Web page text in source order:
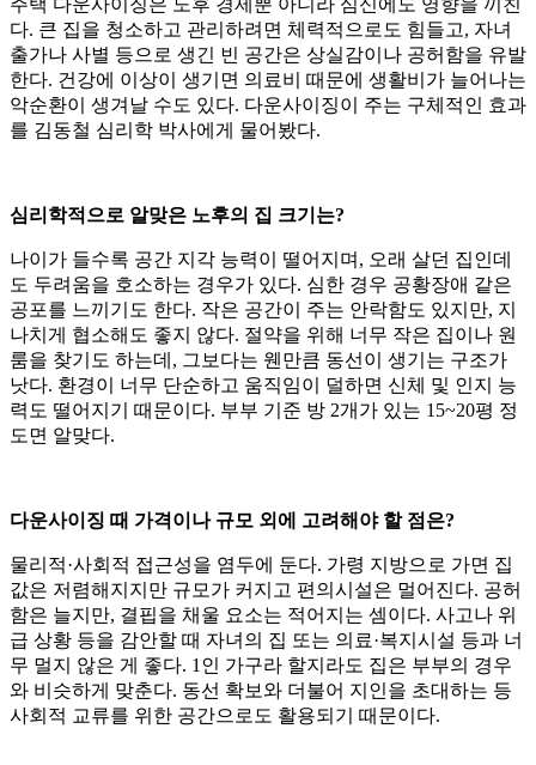
주택 다운사이징은 노후 경제뿐 아니라 심신에도 영향을 끼친
다. 큰 집을 청소하고 관리하려면 체력적으로도 힘들고, 자녀
출가나 사별 등으로 생긴 빈 공간은 상실감이나 공허함을 유발
한다. 건강에 이상이 생기면 의료비 때문에 생활비가 늘어나는
악순환이 생겨날 수도 있다. 다운사이징이 주는 구체적인 효과
를 김동철 심리학 박사에게 물어봤다.
심리학적으로 알맞은 노후의 집 크기는?
나이가 들수록 공간 지각 능력이 떨어지며, 오래 살던 집인데
도 두려움을 호소하는 경우가 있다. 심한 경우 공황장애 같은
공포를 느끼기도 한다. 작은 공간이 주는 안락함도 있지만, 지
나치게 협소해도 좋지 않다. 절약을 위해 너무 작은 집이나 원
룸을 찾기도 하는데, 그보다는 웬만큼 동선이 생기는 구조가
낫다. 환경이 너무 단순하고 움직임이 덜하면 신체 및 인지 능
력도 떨어지기 때문이다. 부부 기준 방 2개가 있는 15~20평 정
도면 알맞다.
다운사이징 때 가격이나 규모 외에 고려해야 할 점은?
물리적·사회적 접근성을 염두에 둔다. 가령 지방으로 가면 집
값은 저렴해지지만 규모가 커지고 편의시설은 멀어진다. 공허
함은 늘지만, 결핍을 채울 요소는 적어지는 셈이다. 사고나 위
급 상황 등을 감안할 때 자녀의 집 또는 의료·복지시설 등과 너
무 멀지 않은 게 좋다. 1인 가구라 할지라도 집은 부부의 경우
와 비슷하게 맞춘다. 동선 확보와 더불어 지인을 초대하는 등
사회적 교류를 위한 공간으로도 활용되기 때문이다.